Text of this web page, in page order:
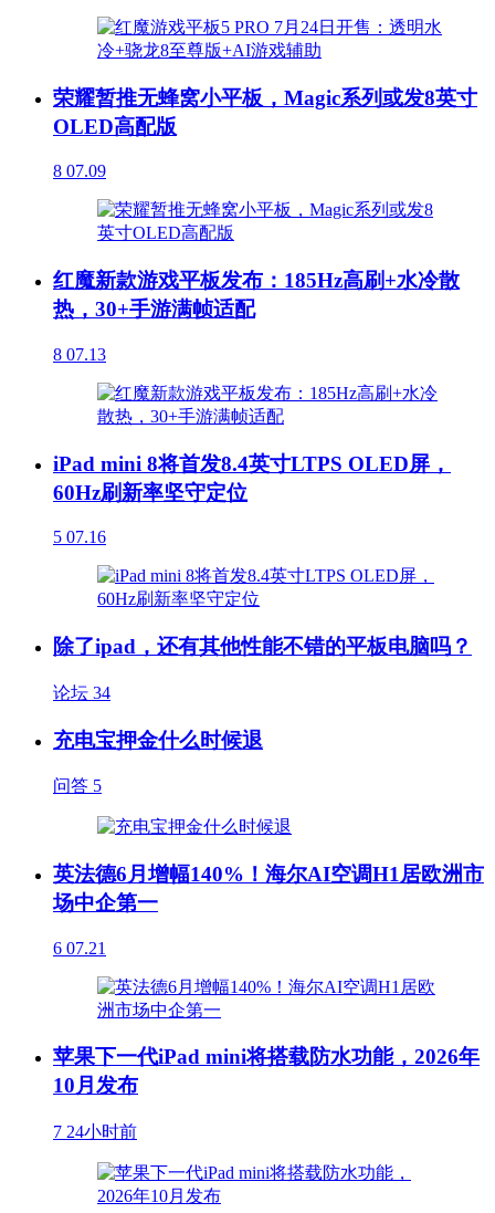
荣耀暂推无蜂窝小平板，Magic系列或发8英寸
OLED高配版
8 07.09
红魔新款游戏平板发布：185Hz高刷+水冷散
热，30+手游满帧适配
8 07.13
iPad mini 8将首发8.4英寸LTPS OLED屏，
60Hz刷新率坚守定位
5 07.16
除了ipad，还有其他性能不错的平板电脑吗？
论坛 34
充电宝押金什么时候退
问答 5
英法德6月增幅140%！海尔AI空调H1居欧洲市
场中企第一
6 07.21
苹果下一代iPad mini将搭载防水功能，2026年
10月发布
7 24小时前